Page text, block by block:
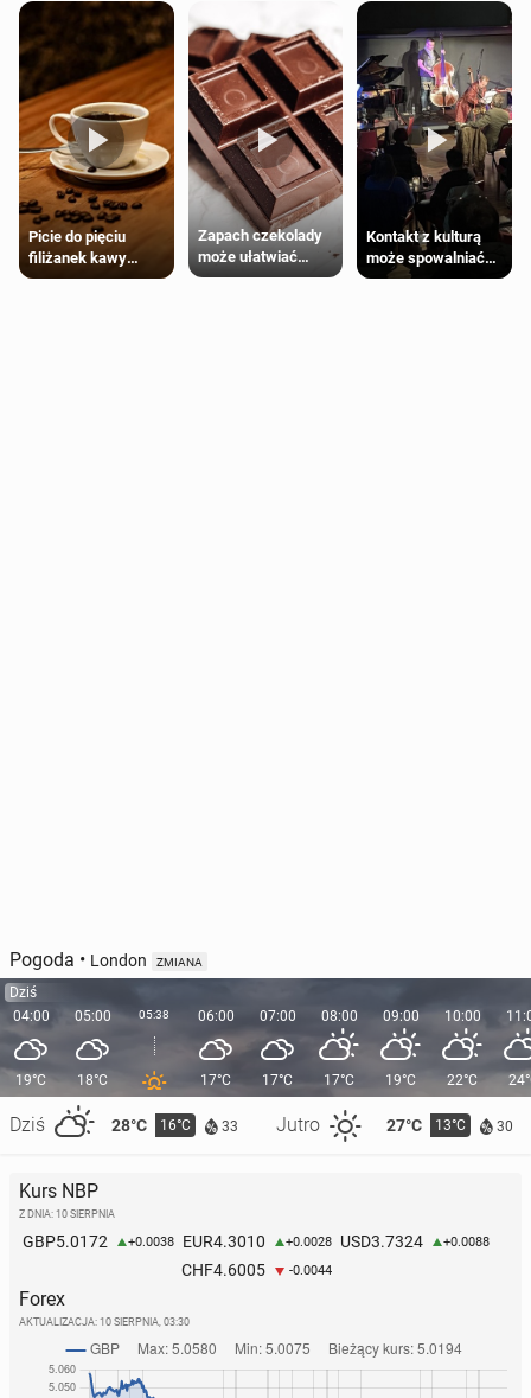
Picie do pięciu
filiżanek kawy
dziennie jest
Zapach czekolady
może ułatwiać
trening siłowy
Kontakt z kulturą
może spowalniać
starzenie
Pogoda • London ZMIANA
Dziś
04:00
19°C
Dziś 28°C 16°C 33 Jutro 27°C 13°C 30
05:00
18°C
05:38 06:00
17°C
07:00
17°C
08:00
17°C
09:00
19°C
10:00
22°C
Kurs NBP
Z DNIA: 10 SIERPNIA
GBP5.0172 +0.0038 EUR4.3010 +0.0028 USD3.7324 +0.0088
CHF4.6005 -0.0044
Forex
AKTUALIZACJA: 10 SIERPNIA, 03:30